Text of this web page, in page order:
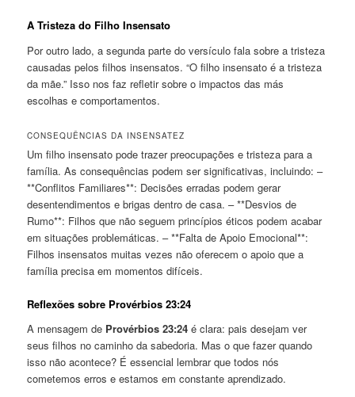
A Tristeza do Filho Insensato
Por outro lado, a segunda parte do versículo fala sobre a tristeza
causadas pelos filhos insensatos. “O filho insensato é a tristeza
da mãe.” Isso nos faz refletir sobre o impactos das más
escolhas e comportamentos.
CONSEQUÊNCIAS DA INSENSATEZ
Um filho insensato pode trazer preocupações e tristeza para a
família. As consequências podem ser significativas, incluindo: –
**Conflitos Familiares**: Decisões erradas podem gerar
desentendimentos e brigas dentro de casa. – **Desvios de
Rumo**: Filhos que não seguem princípios éticos podem acabar
em situações problemáticas. – **Falta de Apoio Emocional**:
Filhos insensatos muitas vezes não oferecem o apoio que a
família precisa em momentos difíceis.
Reflexões sobre Provérbios 23:24
A mensagem de Provérbios 23:24 é clara: pais desejam ver
seus filhos no caminho da sabedoria. Mas o que fazer quando
isso não acontece? É essencial lembrar que todos nós
cometemos erros e estamos em constante aprendizado.